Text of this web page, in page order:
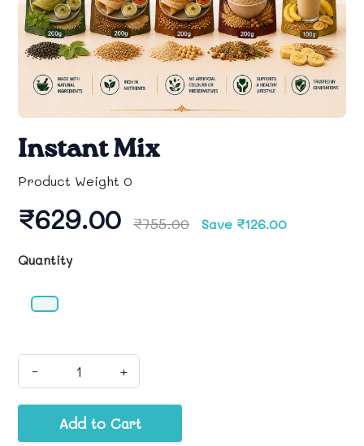
Instant Mix
Product Weight 0
₹629.00 ₹755.00 Save ₹126.00
Quantity
- +
Add to Cart